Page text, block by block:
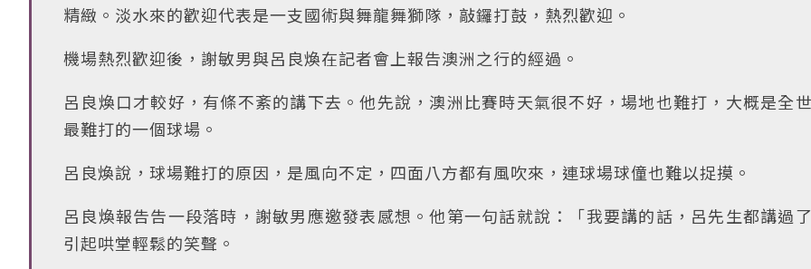
精緻。淡水來的歡迎代表是一支國術與舞龍舞獅隊，敲鑼打鼓，熱烈歡迎。
機場熱烈歡迎後，謝敏男與呂良煥在記者會上報告澳洲之行的經過。
呂良煥口才較好，有條不紊的講下去。他先說，澳洲比賽時天氣很不好，場地也難打，大概是全
最難打的一個球場。
呂良煥說，球場難打的原因，是風向不定，四面八方都有風吹來，連球場球僮也難以捉摸。
呂良煥報告告一段落時，謝敏男應邀發表感想。他第一句話就說：「我要講的話，呂先生都講過
引起哄堂輕鬆的笑聲。